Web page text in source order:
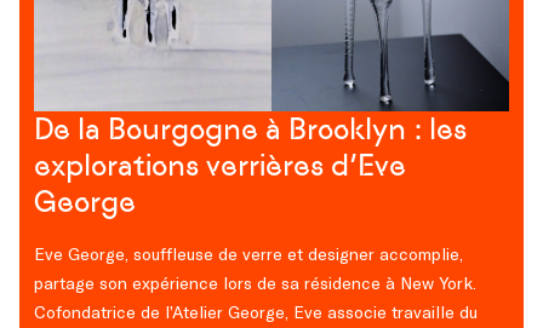
De la Bourgogne à Brooklyn : les
explorations verrières d’Eve
George
Eve George, souffleuse de verre et designer accomplie,
partage son expérience lors de sa résidence à New York.
Cofondatrice de l’Atelier George, Eve associe travaille du